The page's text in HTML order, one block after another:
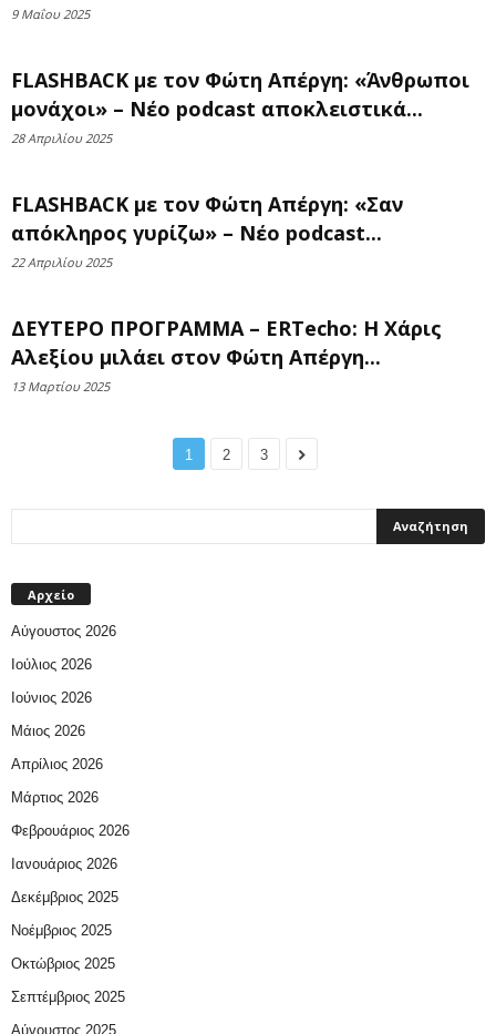
9 Μαΐου 2025
FLASHBACK με τον Φώτη Απέργη: «Άνθρωποι
μονάχοι» – Νέο podcast αποκλειστικά...
28 Απριλίου 2025
FLASHBACK με τον Φώτη Απέργη: «Σαν
απόκληρος γυρίζω» – Νέο podcast...
22 Απριλίου 2025
ΔΕΥΤΕΡΟ ΠΡΟΓΡΑΜΜΑ – ERTecho: Η Χάρις
Αλεξίου μιλάει στον Φώτη Απέργη...
13 Μαρτίου 2025
1 2 3
Αρχείο
Αύγουστος 2026
Ιούλιος 2026
Ιούνιος 2026
Μάιος 2026
Απρίλιος 2026
Μάρτιος 2026
Φεβρουάριος 2026
Ιανουάριος 2026
Δεκέμβριος 2025
Νοέμβριος 2025
Οκτώβριος 2025
Σεπτέμβριος 2025
Αύγουστος 2025